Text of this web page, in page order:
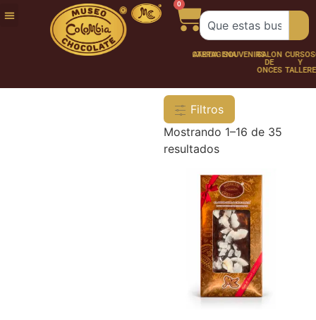
0
FUNDACIÓNNUESTRATRABAJA
CHOCOLATERÍA
CARTAGENASOUVENIRSSALÓN
DE
ONCES
CURSOS
Y
Filtros
Mostrando 1–16 de 35
resultados